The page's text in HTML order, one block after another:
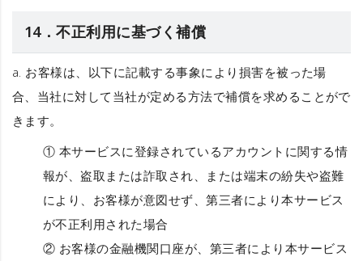
14．不正利用に基づく補償
a. お客様は、以下に記載する事象により損害を被った場
合、当社に対して当社が定める方法で補償を求めることがで
きます。
① 本サービスに登録されているアカウントに関する情
報が、盗取または詐取され、または端末の紛失や盗難
により、お客様が意図せず、第三者により本サービス
が不正利用された場合
② お客様の金融機関口座が、第三者により本サービス